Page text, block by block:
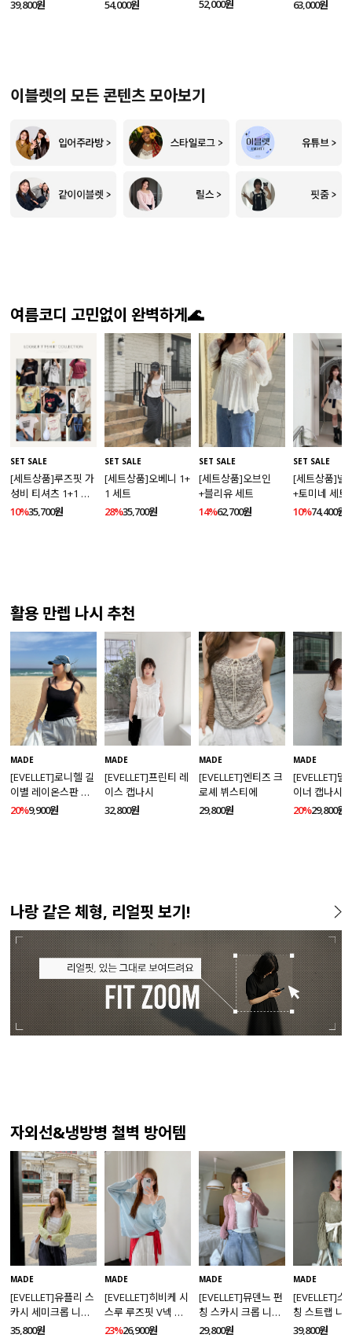
39,800원 54,000원 52,000원 63,000원
이블렛의 모든 콘텐츠 모아보기
여름코디 고민없이 완벽하게🌊
SET SALE
[세트상품]루즈핏 가
성비 티셔츠 1+1 세
트
10%35,700원
SET SALE
[세트상품]오베니 1+
1 세트
28%35,700원
SET SALE
[세트상품]오브인
+블리유 세트
14%62,700원
SET SALE
[세트상품]넬
+토미네 세트
10%74,400원
활용 만렙 나시 추천
MADE
[EVELLET]로니헬 길
이별 레이온스판 끈
나시
20%9,900원
MADE
[EVELLET]프린티 레
이스 캡나시
32,800원
MADE
[EVELLET]엔티즈 크
로셰 뷔스티에
29,800원
MADE
[EVELLET]델
이너 캡나시
20%29,800원
나랑 같은 체형, 리얼핏 보기!
자외선&냉방병 철벽 방어템
MADE
[EVELLET]유플리 스
카시 세미크롭 니트
가디건
35,800원
MADE
[EVELLET]히비케 시
스루 루즈핏 V넥 니
트
23%26,900원
MADE
[EVELLET]뮤덴느 펀
칭 스카시 크롭 니트
가디건
29,800원
MADE
[EVELLET]스
칭 스트랩 니
39,800원